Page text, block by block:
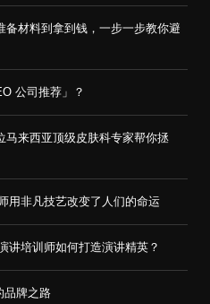
材料到拿到钱，一步一步教你避
公司推荐」？
马来西亚顶级皮肤科专家帮你拯
用非凡技艺改变了人们的命运
讲培训师如何打造演讲精英？
品牌之路